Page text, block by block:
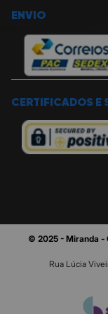
ENVIO
CERTIFICADOS E
© 2025 - Miranda -
Rua Lúcia